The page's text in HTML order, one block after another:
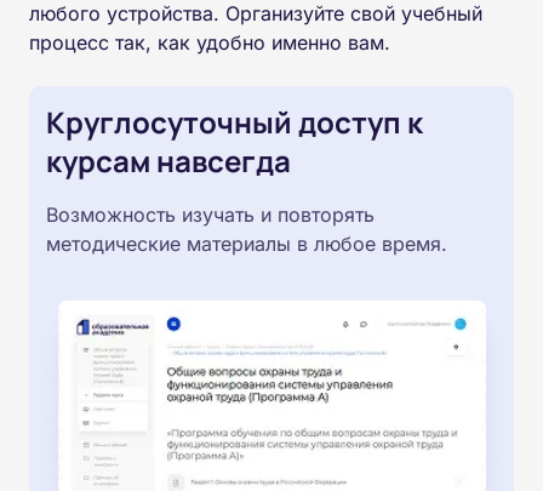
любого устройства. Организуйте свой учебный
процесс так, как удобно именно вам.
Круглосуточный доступ к
курсам навсегда
Возможность изучать и повторять
методические материалы в любое время.